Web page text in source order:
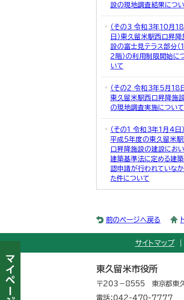
設の現地調査結果につ
（その3 令和3年10月18
日）東久留米駅西口昇降
設の富士見テラス部分（1
2階）の利用制限開始に
いて
（その2 令和3年5月18日
東久留米駅西口昇降施
の現地調査実施について
（その1 令和3年1月4日）
平成5年度の東久留米
口昇降施設の建設にお
建築基準法に定める建
認申請が行われていなか
た件について
前のページへ戻る
サイトマップ
東久留米市役所
〒203－8555 東京都東
電話：042-470-7777